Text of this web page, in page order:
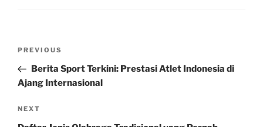
Previous
Post
PREVIOUS
Berita Sport Terkini: Prestasi Atlet Indonesia di
Ajang Internasional
Next
Post
NEXT